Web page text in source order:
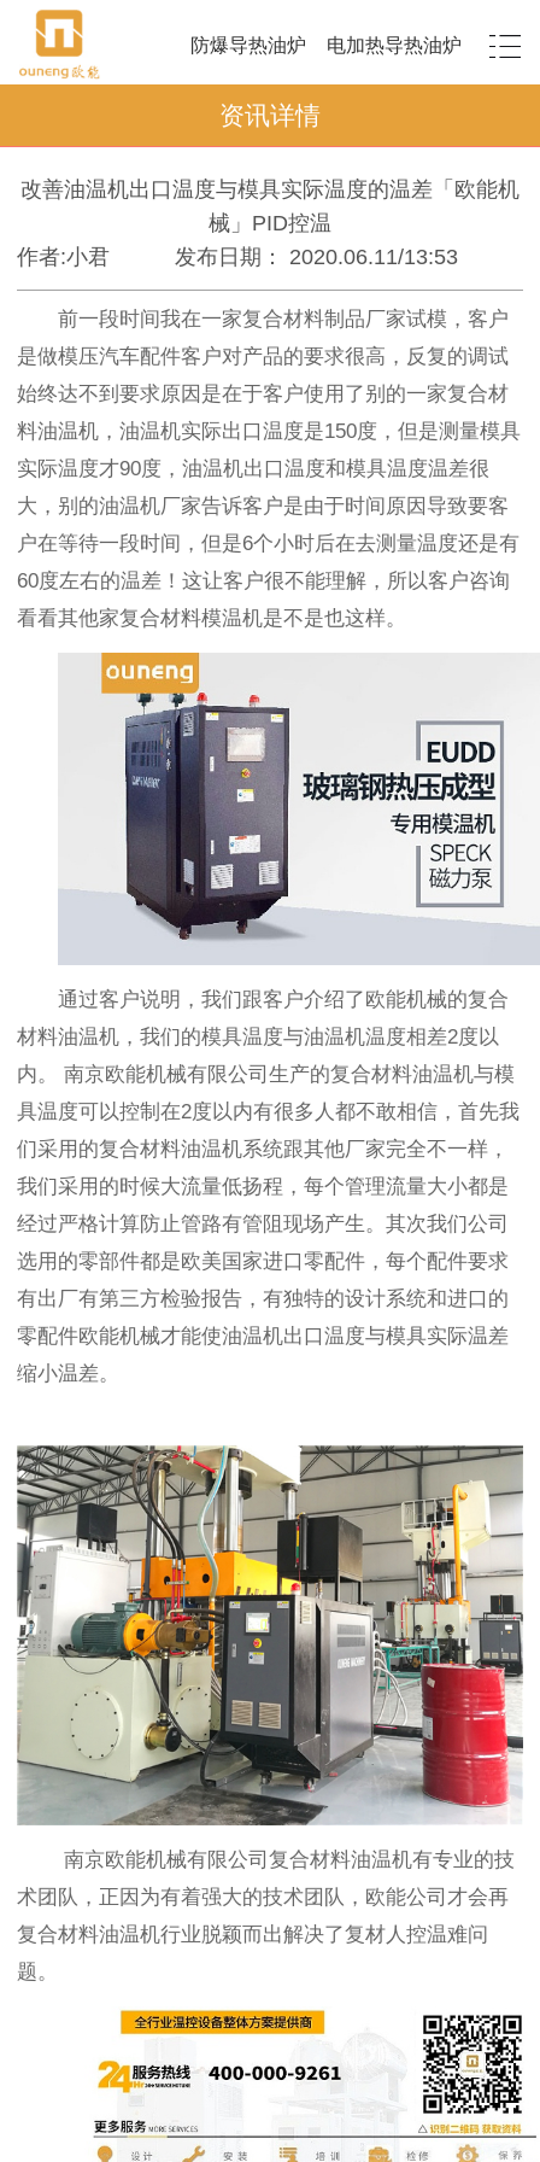
防爆导热油炉 电加热导热油炉
资讯详情
改善油温机出口温度与模具实际温度的温差「欧能机
械」PID控温
作者:小君
发布日期： 2020.06.11/13:53
前一段时间我在一家复合材料制品厂家试模，客户
是做模压汽车配件客户对产品的要求很高，反复的调试
始终达不到要求原因是在于客户使用了别的一家复合材
料油温机，油温机实际出口温度是150度，但是测量模具
实际温度才90度，油温机出口温度和模具温度温差很
大，别的油温机厂家告诉客户是由于时间原因导致要客
户在等待一段时间，但是6个小时后在去测量温度还是有
60度左右的温差！这让客户很不能理解，所以客户咨询
看看其他家复合材料模温机是不是也这样。
通过客户说明，我们跟客户介绍了欧能机械的复合
材料油温机，我们的模具温度与油温机温度相差2度以
内。
南京欧能机械有限公司生产的复合材料油温机与模
具温度可以控制在2度以内有很多人都不敢相信，首先我
们采用的复合材料油温机系统跟其他厂家完全不一样，
我们采用的时候大流量低扬程，每个管理流量大小都是
经过严格计算防止管路有管阻现场产生。其次我们公司
选用的零部件都是欧美国家进口零配件，每个配件要求
有出厂有第三方检验报告，有独特的设计系统和进口的
零配件欧能机械才能使油温机出口温度与模具实际温差
缩小温差。
南京欧能机械有限公司复合材料油温机有专业的技
术团队，正因为有着强大的技术团队，欧能公司才会再
复合材料油温机行业脱颖而出解决了复材人控温难问
题。